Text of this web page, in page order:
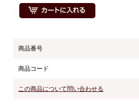
商品番号
商品コード
この商品について問い合わせる